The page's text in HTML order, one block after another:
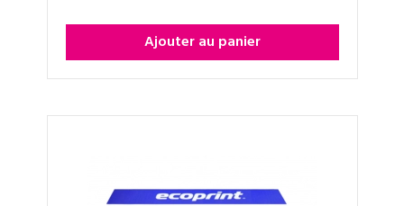
Ajouter au panier